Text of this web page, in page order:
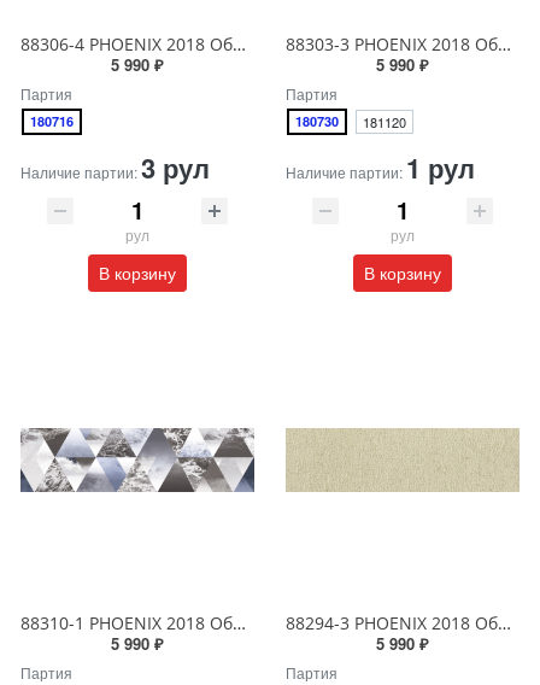
88306-4 PHOENIX 2018 Обои виниловые на бумажной основе 1.06*15.6
5 990 ₽
Партия
180716
Наличие партии:3 рул
рул
В корзину
88303-3 PHOENIX 2018 Обои виниловые на бумажной основе 1.06*15.6
5 990 ₽
Партия
180730 181120
Наличие партии: 1 рул
рул
В корзину
88310-1 PHOENIX 2018 Обои виниловые на бумажной основе 1.06*15.6
5 990 ₽
Партия
88294-3 PHOENIX 2018 Обои виниловые на бумажной основе 1.06*15.6
5 990 ₽
Партия